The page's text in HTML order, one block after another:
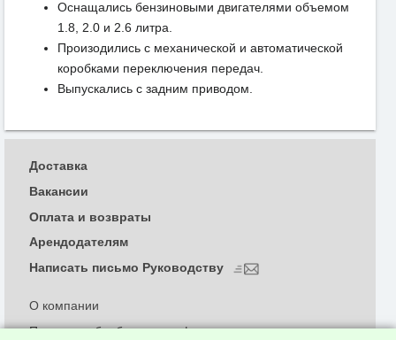
Оснащались бензиновыми двигателями объемом
1.8, 2.0 и 2.6 литра.
Произодились с механической и автоматической
коробками переключения передач.
Выпускались с задним приводом.
О компании
Политика обработки и конфиденциальности
Доставка
Вакансии
Оплата и возвраты
Арендодателям
Написать письмо Руководству